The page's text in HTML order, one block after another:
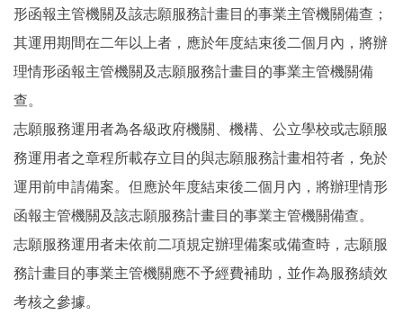
形函報主管機關及該志願服務計畫目的事業主管機關備查；
其運用期間在二年以上者，應於年度結束後二個月內，將辦
理情形函報主管機關及志願服務計畫目的事業主管機關備
查。
志願服務運用者為各級政府機關、機構、公立學校或志願服
務運用者之章程所載存立目的與志願服務計畫相符者，免於
運用前申請備案。但應於年度結束後二個月內，將辦理情形
函報主管機關及該志願服務計畫目的事業主管機關備查。
志願服務運用者未依前二項規定辦理備案或備查時，志願服
務計畫目的事業主管機關應不予經費補助，並作為服務績效
考核之參據。